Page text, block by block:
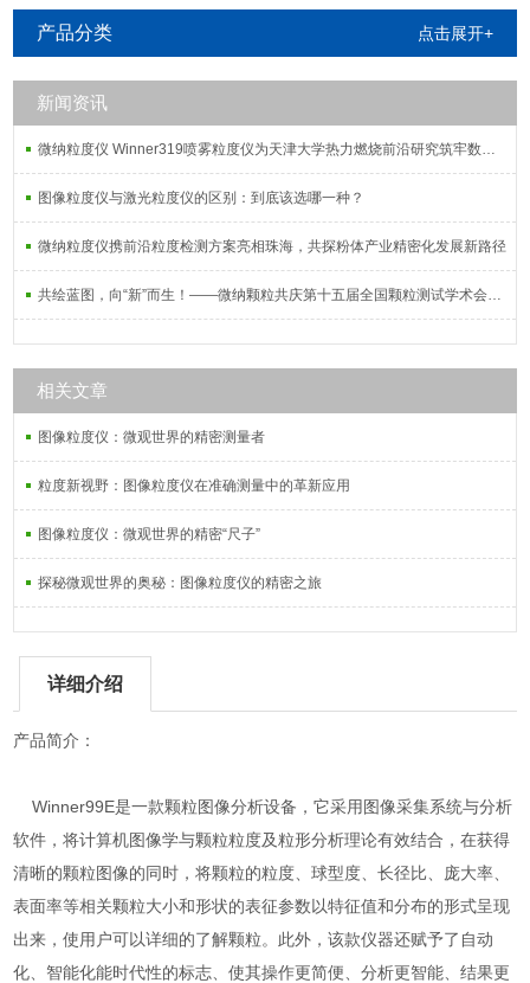
产品分类 点击展开+
新闻资讯
微纳粒度仪 Winner319喷雾粒度仪为天津大学热力燃烧前沿研究筑牢数据根基
图像粒度仪与激光粒度仪的区别：到底该选哪一种？
微纳粒度仪携前沿粒度检测方案亮相珠海，共探粉体产业精密化发展新路径
共绘蓝图，向“新”而生！——微纳颗粒共庆第十五届全国颗粒测试学术会议暨2025全国粉体测试技术应用研讨会
相关文章
图像粒度仪：微观世界的精密测量者
粒度新视野：图像粒度仪在准确测量中的革新应用
图像粒度仪：微观世界的精密“尺子”
探秘微观世界的奥秘：图像粒度仪的精密之旅
详细介绍
产品简介：
Winner99E是一款颗粒图像分析设备，它采用图像采集系统与分析
软件，将计算机图像学与颗粒粒度及粒形分析理论有效结合，在获得
清晰的颗粒图像的同时，将颗粒的粒度、球型度、长径比、庞大率、
表面率等相关颗粒大小和形状的表征参数以特征值和分布的形式呈现
出来，使用户可以详细的了解颗粒。此外，该款仪器还赋予了自动
化、智能化能时代性的标志、使其操作更简便、分析更智能、结果更